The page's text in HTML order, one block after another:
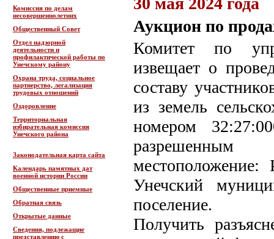
Комиссия по делам
несовершеннолетних
Общественный Совет
Отдел надзорной
деятельности и
профилактической работы по
Унечскому району
Охрана труда, социальное
партнерство, легализация
трудовых отношений
Оздоровление
Территориальная
избирательная комиссия
Унечского района
Законодательная карта сайта
Календарь памятных дат
военной истории России
Общественные приемные
Обратная связь
Открытые данные
Сведения, подлежащие
представлению с
Аукцион по
Комитет по
извещает о
составу
из земель
номером
разрешенным
местоположение:
Унечский
поселение.
Получить